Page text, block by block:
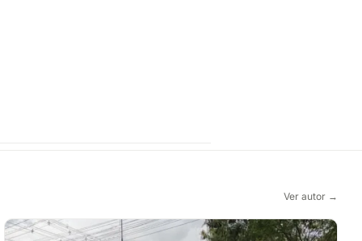
Ver autor →